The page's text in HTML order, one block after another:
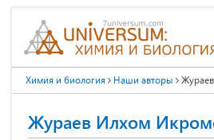
Химия и биология Наши авторы
Жураев Илхом